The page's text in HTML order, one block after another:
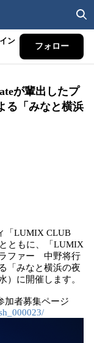
ン
フォロー
が輩出したプ
る「みなと横浜
「LUMIX CLUB
ともに、「LUMIX
ラファー 中野将行
「みなと横浜の夜
）に開催します。
加者募集ページ